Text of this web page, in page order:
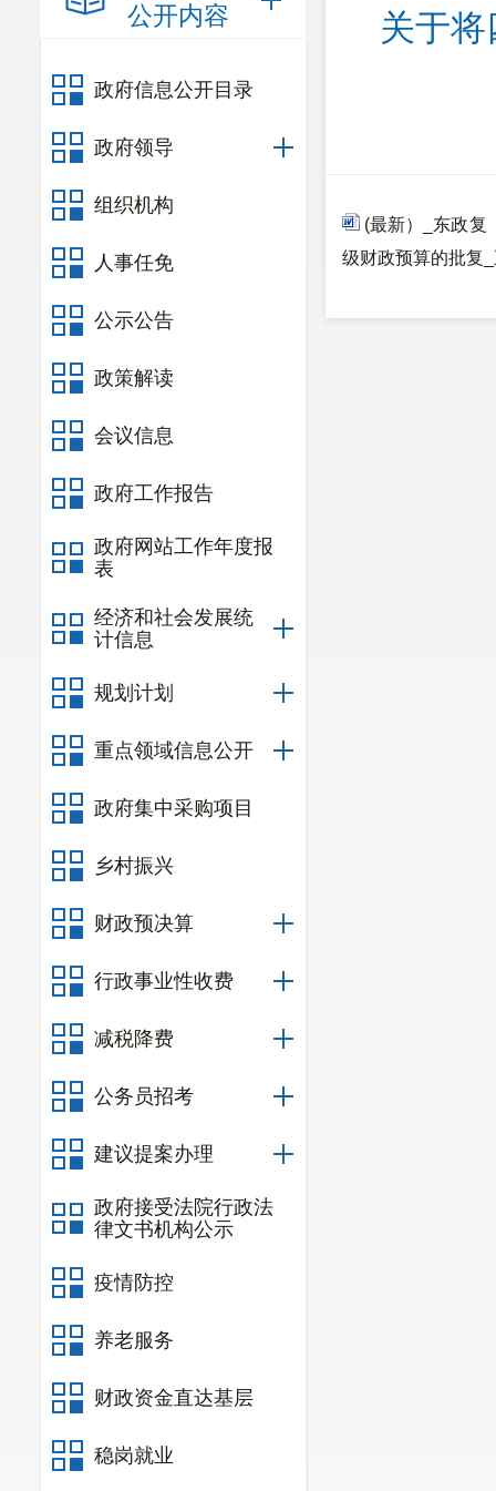
公开内容
政府信息公开目录
政府领导
组织机构
人事任免
公示公告
政策解读
会议信息
政府工作报告
政府网站工作年度报
表
经济和社会发展统
计信息
规划计划
重点领域信息公开
政府集中采购项目
乡村振兴
财政预决算
行政事业性收费
减税降费
公务员招考
建议提案办理
政府接受法院行政法
律文书机构公示
疫情防控
养老服务
财政资金直达基层
稳岗就业
关于
(最新）_东政复
级财政预算的批复